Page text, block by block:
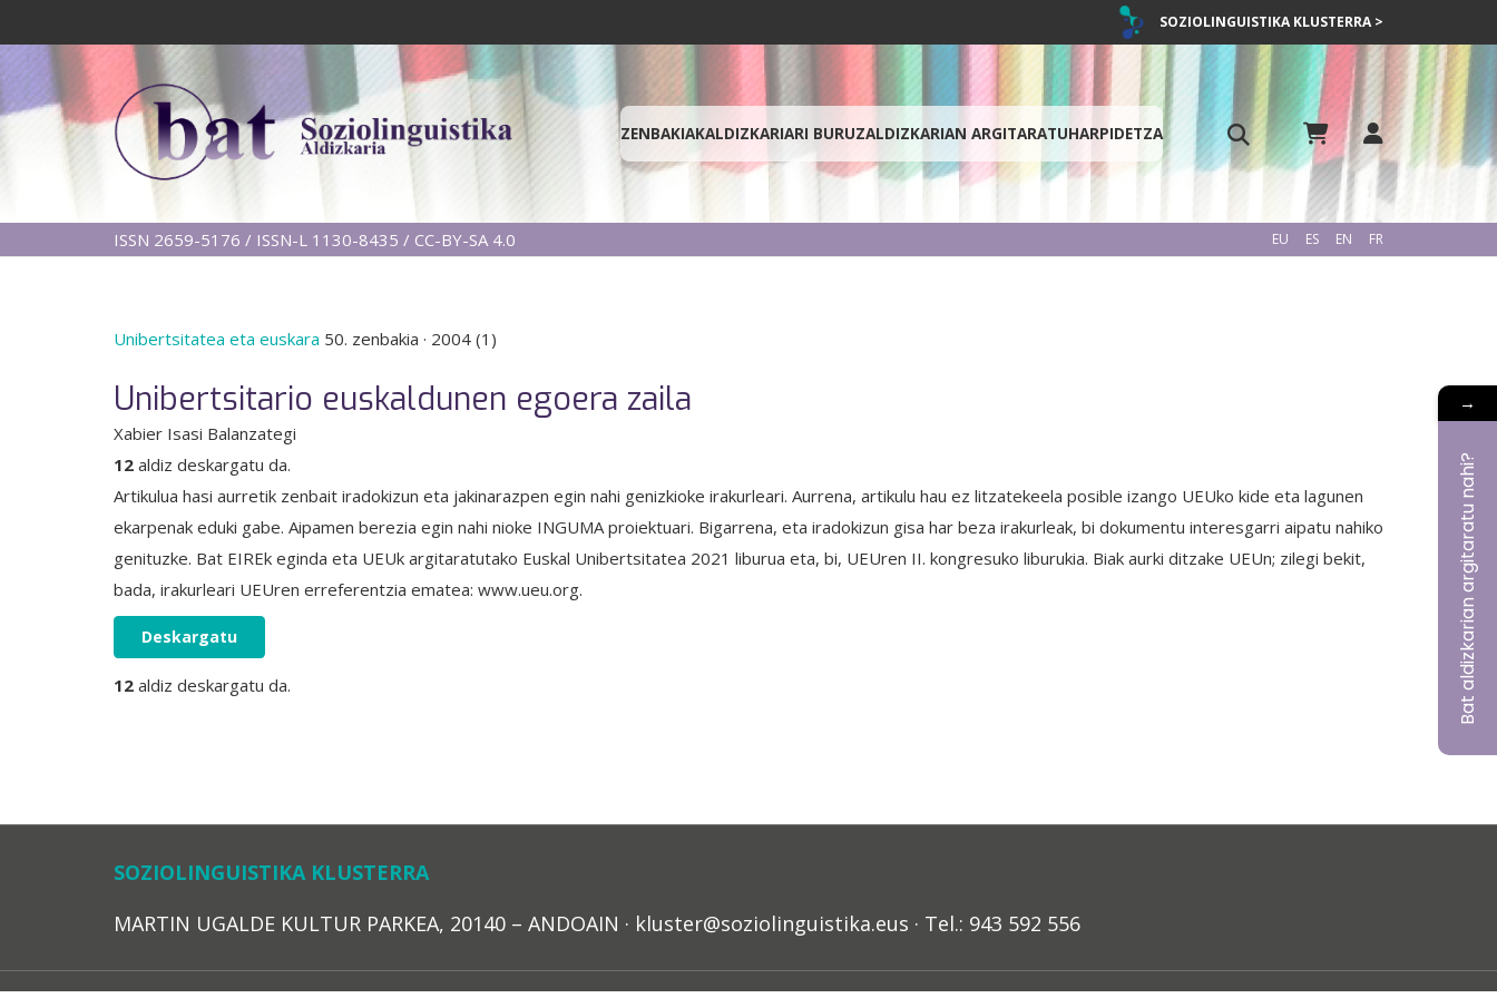
SOZIOLINGUISTIKA KLUSTERRA >
ZENBAKIAKALDIZKARIARI BURUZALDIZKARIAN ARGITARATUHARPIDETZA
ISSN 2659-5176 / ISSN-L 1130-8435 / CC-BY-SA 4.0 EU ES EN FR
Unibertsitatea eta euskara 50. zenbakia · 2004 (1)
Unibertsitario euskaldunen egoera zaila
Xabier Isasi Balanzategi
12 aldiz deskargatu da.
Artikulua hasi aurretik zenbait iradokizun eta jakinarazpen egin nahi genizkioke irakurleari. Aurrena, artikulu hau ez litzatekeela posible izango UEUko kide eta lagunen
ekarpenak eduki gabe. Aipamen berezia egin nahi nioke INGUMA proiektuari. Bigarrena, eta iradokizun gisa har beza irakurleak, bi dokumentu interesgarri aipatu nahiko
genituzke. Bat EIREk eginda eta UEUk argitaratutako Euskal Unibertsitatea 2021 liburua eta, bi, UEUren II. kongresuko liburukia. Biak aurki ditzake UEUn; zilegi bekit,
bada, irakurleari UEUren erreferentzia ematea: www.ueu.org.
Deskargatu
12 aldiz deskargatu da.
SOZIOLINGUISTIKA KLUSTERRA
MARTIN UGALDE KULTUR PARKEA, 20140 – ANDOAIN · kluster@soziolinguistika.eus · Tel.: 943 592 556
→
Bat aldizkarian argitaratu nahi?